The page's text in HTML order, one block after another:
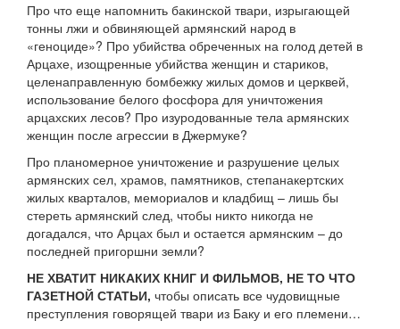
Про что еще напомнить бакинской твари, изрыгающей
тонны лжи и обвиняющей армянский народ в
«геноциде»? Про убийства обреченных на голод детей в
Арцахе, изощренные убийства женщин и стариков,
целенаправленную бомбежку жилых домов и церквей,
использование белого фосфора для уничтожения
арцахских лесов? Про изуродованные тела армянских
женщин после агрессии в Джермуке?
Про планомерное уничтожение и разрушение целых
армянских сел, храмов, памятников, степанакертских
жилых кварталов, мемориалов и кладбищ – лишь бы
стереть армянский след, чтобы никто никогда не
догадался, что Арцах был и остается армянским – до
последней пригоршни земли?
НЕ ХВАТИТ НИКАКИХ КНИГ И ФИЛЬМОВ, НЕ ТО ЧТО
ГАЗЕТНОЙ СТАТЬИ, чтобы описать все чудовищные
преступления говорящей твари из Баку и его племени…